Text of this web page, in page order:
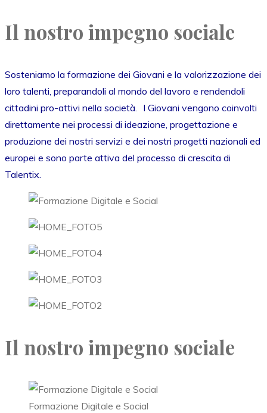
Il nostro impegno sociale
Sosteniamo la formazione dei Giovani e la valorizzazione dei
loro talenti, preparandoli al mondo del lavoro e rendendoli
cittadini pro-attivi nella società. I Giovani vengono coinvolti
direttamente nei processi di ideazione, progettazione e
produzione dei nostri servizi e dei nostri progetti nazionali ed
europei e sono parte attiva del processo di crescita di
Talentix.
Il nostro impegno sociale
Formazione Digitale e Social